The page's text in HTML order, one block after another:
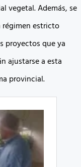
vegetal. Además, se
estricto
proyectos que ya
ajustarse a esta
provincial.